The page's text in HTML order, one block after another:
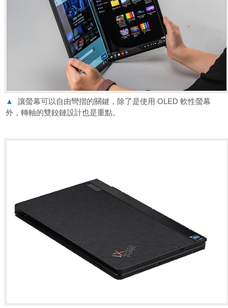
▲
讓螢幕可以自由彎摺的關鍵，除了是使用 OLED 軟性螢幕
外，轉軸的雙鉸鏈設計也是重點。